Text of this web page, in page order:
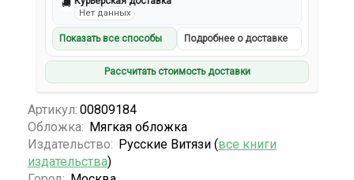
🚚
Нет данных
Показать все способы Подробнее о доставке
Рассчитать стоимость доставки
Артикул: 00809184
Обложка: Мягкая обложка
Издательство: Русские Витязи (все книги
издательства)